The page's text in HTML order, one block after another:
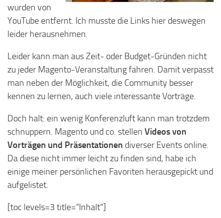
wurden von
YouTube entfernt. Ich musste die Links hier deswegen
leider herausnehmen.
Leider kann man aus Zeit- oder Budget-Gründen nicht
zu jeder Magento-Veranstaltung fahren. Damit verpasst
man neben der Möglichkeit, die Community besser
kennen zu lernen, auch viele interessante Vorträge.
Doch halt: ein wenig Konferenzluft kann man trotzdem
schnuppern. Magento und co. stellen Videos von
Vorträgen und Präsentationen diverser Events online.
Da diese nicht immer leicht zu finden sind, habe ich
einige meiner persönlichen Favoriten herausgepickt und
aufgelistet.
[toc levels=3 title=“Inhalt“]